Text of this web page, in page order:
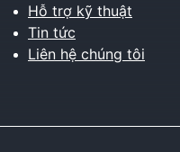
Hỗ trợ kỹ thuật
Tin tức
Liên hệ chúng tôi